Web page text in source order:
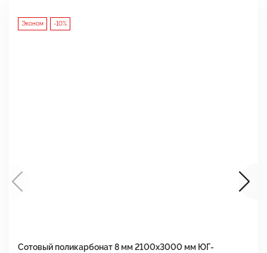
Эконом -10%
Сотовый поликарбонат 8 мм 2100х3000 мм ЮГ-